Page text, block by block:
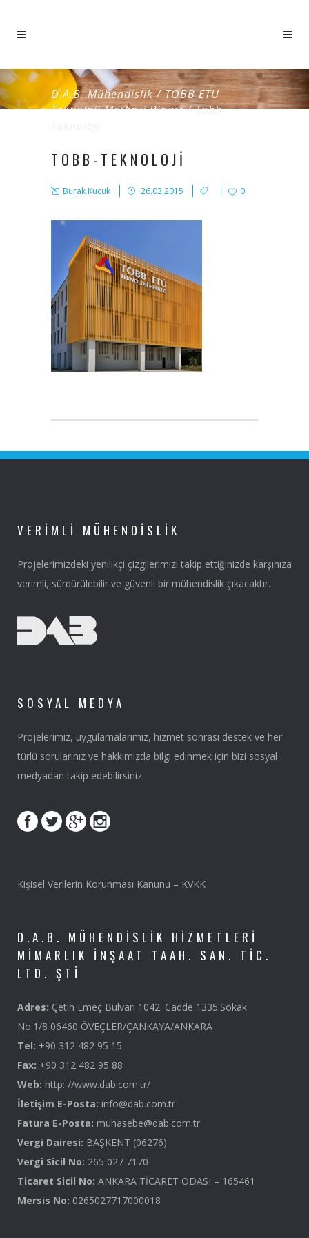
D.A.B. Mühendislik/TOBB ETÜ
Teknoloji Merkezi Binası/Tobb-
TOBB-TEKNOLOJI
Burak Kucuk 26.03.2015 0
VERIMLI MÜHENDISLIK
Projelerimizdeki yenilikçi çizgilerimizi takip ettiğinizde karşınıza
verimli, sürdürülebilir ve güvenli bir mühendislik çıkacaktır.
SOSYAL MEDYA
Projelerimiz, uygulamalarımız, hizmet sonrası destek ve her
türlü sorularınız ve hakkımızda bilgi edinmek için bizi sosyal
medyadan takip edebilirsiniz.
Kişisel Verilerin Korunması Kanunu – KVKK
D.A.B. MÜHENDISLIK HIZMETLERI
MIMARLIK İNŞAAT TAAH. SAN. TIC.
LTD. ŞTI
Adres: Çetin Emeç Bulvarı 1042. Cadde 1335.Sokak
No:1/8 06460 ÖVEÇLER/ÇANKAYA/ANKARA
Tel: +90 312 482 95 15
Fax: +90 312 482 95 88
Web: http: //www.dab.com.tr/
İletişim E-Posta: info@dab.com.tr
Fatura E-Posta: muhasebe@dab.com.tr
Vergi Dairesi: BAŞKENT (06276)
Vergi Sicil No: 265 027 7170
Ticaret Sicil No: ANKARA TİCARET ODASI – 165461
Mersis No: 0265027717000018